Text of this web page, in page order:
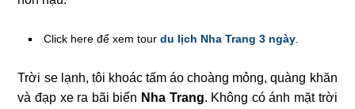
Click here để xem tourdu lịch Nha Trang 3 ngày
Trời se lạnh, tôi khoác tấm áo choàng mỏng, quàng khăn
và đạp xe ra bãi biển Nha Trang. Không có ánh mặt trời